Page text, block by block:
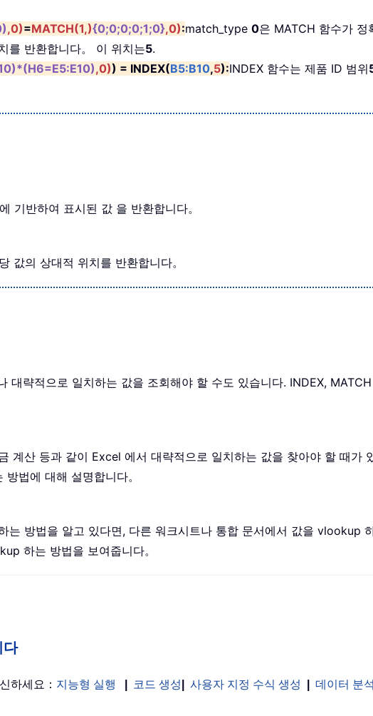
,0)=MATCH(1,){0;0;0;0;1;0},0):match_type 0은 MATCH 함수가 정
를 반환합니다。 이 위치는5.
,0)) = INDEX(B5:B10,5):INDEX 함수는 제품 ID 범위
기반하여 표시된 값 을 반환합니다。
값의 상대적 위치를 반환합니다。
대략적으로 일치하는 값을 조회해야 할 수도 있습니다. INDEX,
계산 등과 같이 Excel 에서 대략적으로 일치하는 값을 찾아야 할 때가
법에 대해 설명합니다。
는 방법을 알고 있다면, 다른 워크시트나 통합 문서에서 값을 vlookup
하는 방법을 보여줍니다。
하세요： 지능형 실행 코드 생성 사용자 지정 수식 생성 데이터 분